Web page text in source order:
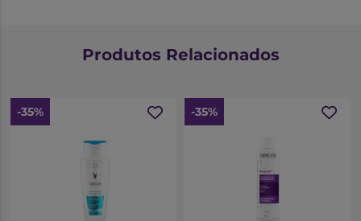
Produtos Relacionados
-35% -35%